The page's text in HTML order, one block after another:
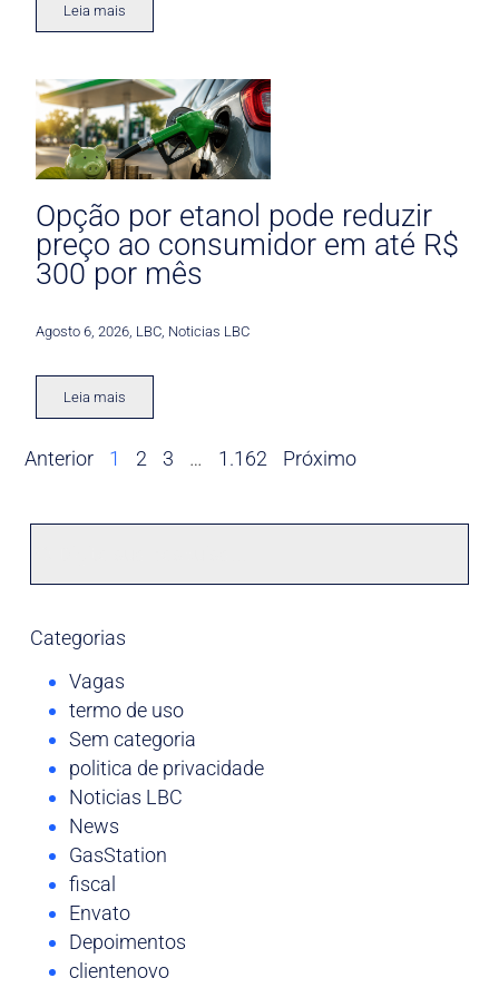
Leia mais
Opção por etanol pode reduzir
preço ao consumidor em até R$
300 por mês
Agosto 6, 2026 LBC Noticias LBC
Leia mais
Anterior 1 2 3 … 1.162 Próximo
Categorias
Vagas
termo de uso
Sem categoria
politica de privacidade
Noticias LBC
News
GasStation
fiscal
Envato
Depoimentos
clientenovo